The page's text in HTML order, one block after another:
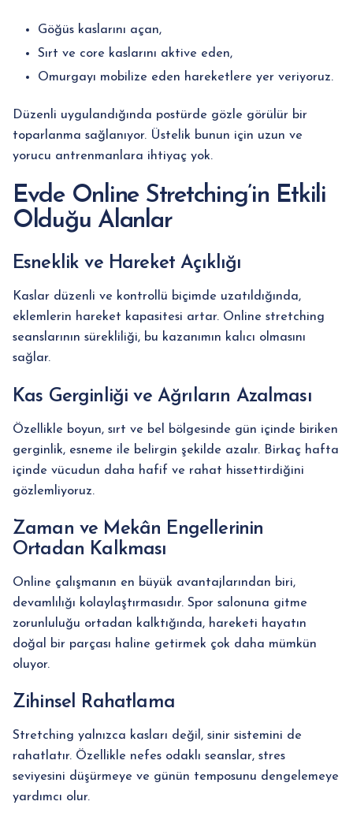
Göğüs kaslarını açan,
Sırt ve core kaslarını aktive eden,
Omurgayı mobilize eden hareketlere yer veriyoruz.
Düzenli uygulandığında postürde gözle görülür bir
toparlanma sağlanıyor. Üstelik bunun için uzun ve
yorucu antrenmanlara ihtiyaç yok.
Evde Online Stretching’in Etkili
Olduğu Alanlar
Esneklik ve Hareket Açıklığı
Kaslar düzenli ve kontrollü biçimde uzatıldığında,
eklemlerin hareket kapasitesi artar. Online stretching
seanslarının sürekliliği, bu kazanımın kalıcı olmasını
sağlar.
Kas Gerginliği ve Ağrıların Azalması
Özellikle boyun, sırt ve bel bölgesinde gün içinde biriken
gerginlik, esneme ile belirgin şekilde azalır. Birkaç hafta
içinde vücudun daha hafif ve rahat hissettirdiğini
gözlemliyoruz.
Zaman ve Mekân Engellerinin
Ortadan Kalkması
Online çalışmanın en büyük avantajlarından biri,
devamlılığı kolaylaştırmasıdır. Spor salonuna gitme
zorunluluğu ortadan kalktığında, hareketi hayatın
doğal bir parçası haline getirmek çok daha mümkün
oluyor.
Zihinsel Rahatlama
Stretching yalnızca kasları değil, sinir sistemini de
rahatlatır. Özellikle nefes odaklı seanslar, stres
seviyesini düşürmeye ve günün temposunu dengelemeye
yardımcı olur.